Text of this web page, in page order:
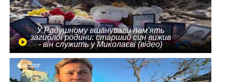
У Радушному вшанували пам'ять
загиблої родини: старший син вижив
- він служить у Миколаєві (відео)